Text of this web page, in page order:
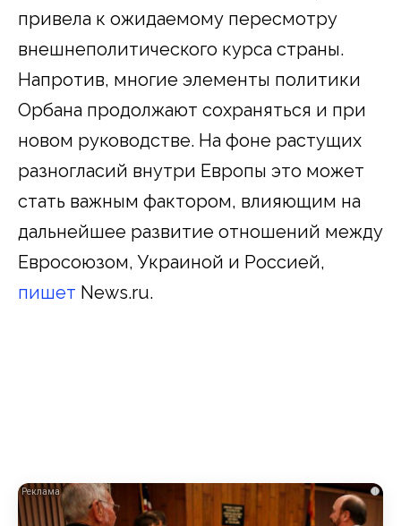
привела к ожидаемому пересмотру
внешнеполитического курса страны.
Напротив, многие элементы политики
Орбана продолжают сохраняться и при
новом руководстве. На фоне растущих
разногласий внутри Европы это может
стать важным фактором, влияющим на
дальнейшее развитие отношений между
Евросоюзом, Украиной и Россией,
пишет News.ru.
i